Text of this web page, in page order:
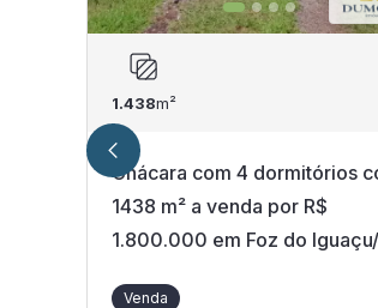
1.438m²
Chácara com 4 dormitórios
1438 m² a venda por R$
1.800.000 em Foz do
Venda